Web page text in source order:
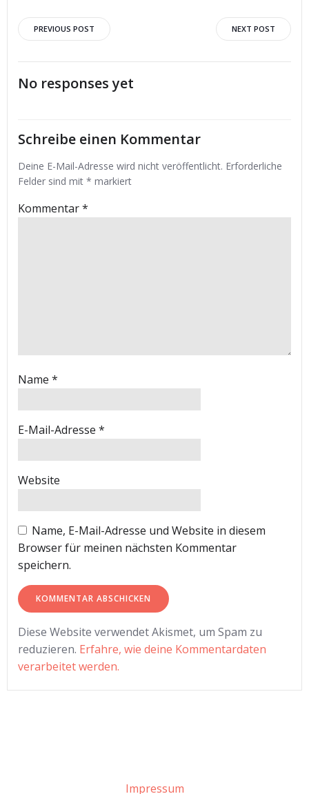
Post
navigation
PREVIOUS POST
navigation
NEXT POST
No responses yet
Schreibe einen Kommentar
Deine E-Mail-Adresse wird nicht veröffentlicht. Erforderliche
Felder sind mit * markiert
Kommentar*
Name *
E-Mail-Adresse *
Website
Name, E-Mail-Adresse und Website in diesem
Browser für meinen nächsten Kommentar
speichern.
Diese Website verwendet Akismet, um Spam zu
reduzieren. Erfahre, wie deine Kommentardaten
verarbeitet werden.
Impressum